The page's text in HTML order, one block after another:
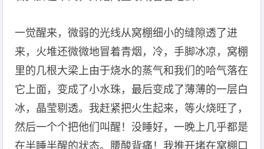
一觉醒来，微弱的光线从窝棚细小的缝隙透了进
来，火堆还微微地冒着青烟，冷，手脚冰凉，窝棚
里的几根大梁上由于烧水的蒸气和我们的哈气落在
它上面，变成了小水珠，最后变成了薄薄的一层白
冰，晶莹剔透。我赶紧把火生起来，等火烧旺了，
然后一个个把他们叫醒！没睡好，一晚上几乎都是
在半睡半醒的状态。腰酸背痛！我推开堵在窝棚口